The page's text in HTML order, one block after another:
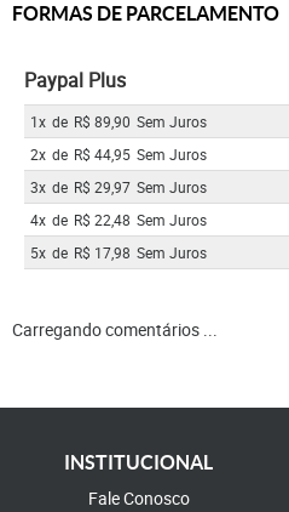
FORMAS DE PARCELAMENTO
Paypal Plus
1x de R$ 89,90 Sem Juros
2x de R$ 44,95 Sem Juros
3x de R$ 29,97 Sem Juros
4x de R$ 22,48 Sem Juros
5x de R$ 17,98 Sem Juros
Carregando comentários ...
INSTITUCIONAL
Fale Conosco